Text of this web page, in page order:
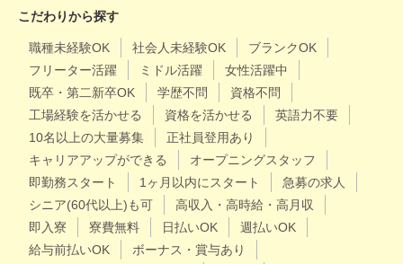
こだわりから探す
職種未経験OK 社会人未経験OK
ブランクOK
フリーター活躍
ミドル活躍
女性活躍中
既卒・第二新卒OK
学歴不問
資格不問
工場経験を活かせる
資格を活かせる
英語力不要
10名以上の大量募集
正社員登用あり
キャリアアップができる
オープニングスタッフ
即勤務スタート
1ヶ月以内にスタート
急募の求人
シニア(60代以上)も可
高収入・高時給・高月収
即入寮
寮費無料 日払いOK
週払いOK
給与前払いOK
ボーナス・賞与あり